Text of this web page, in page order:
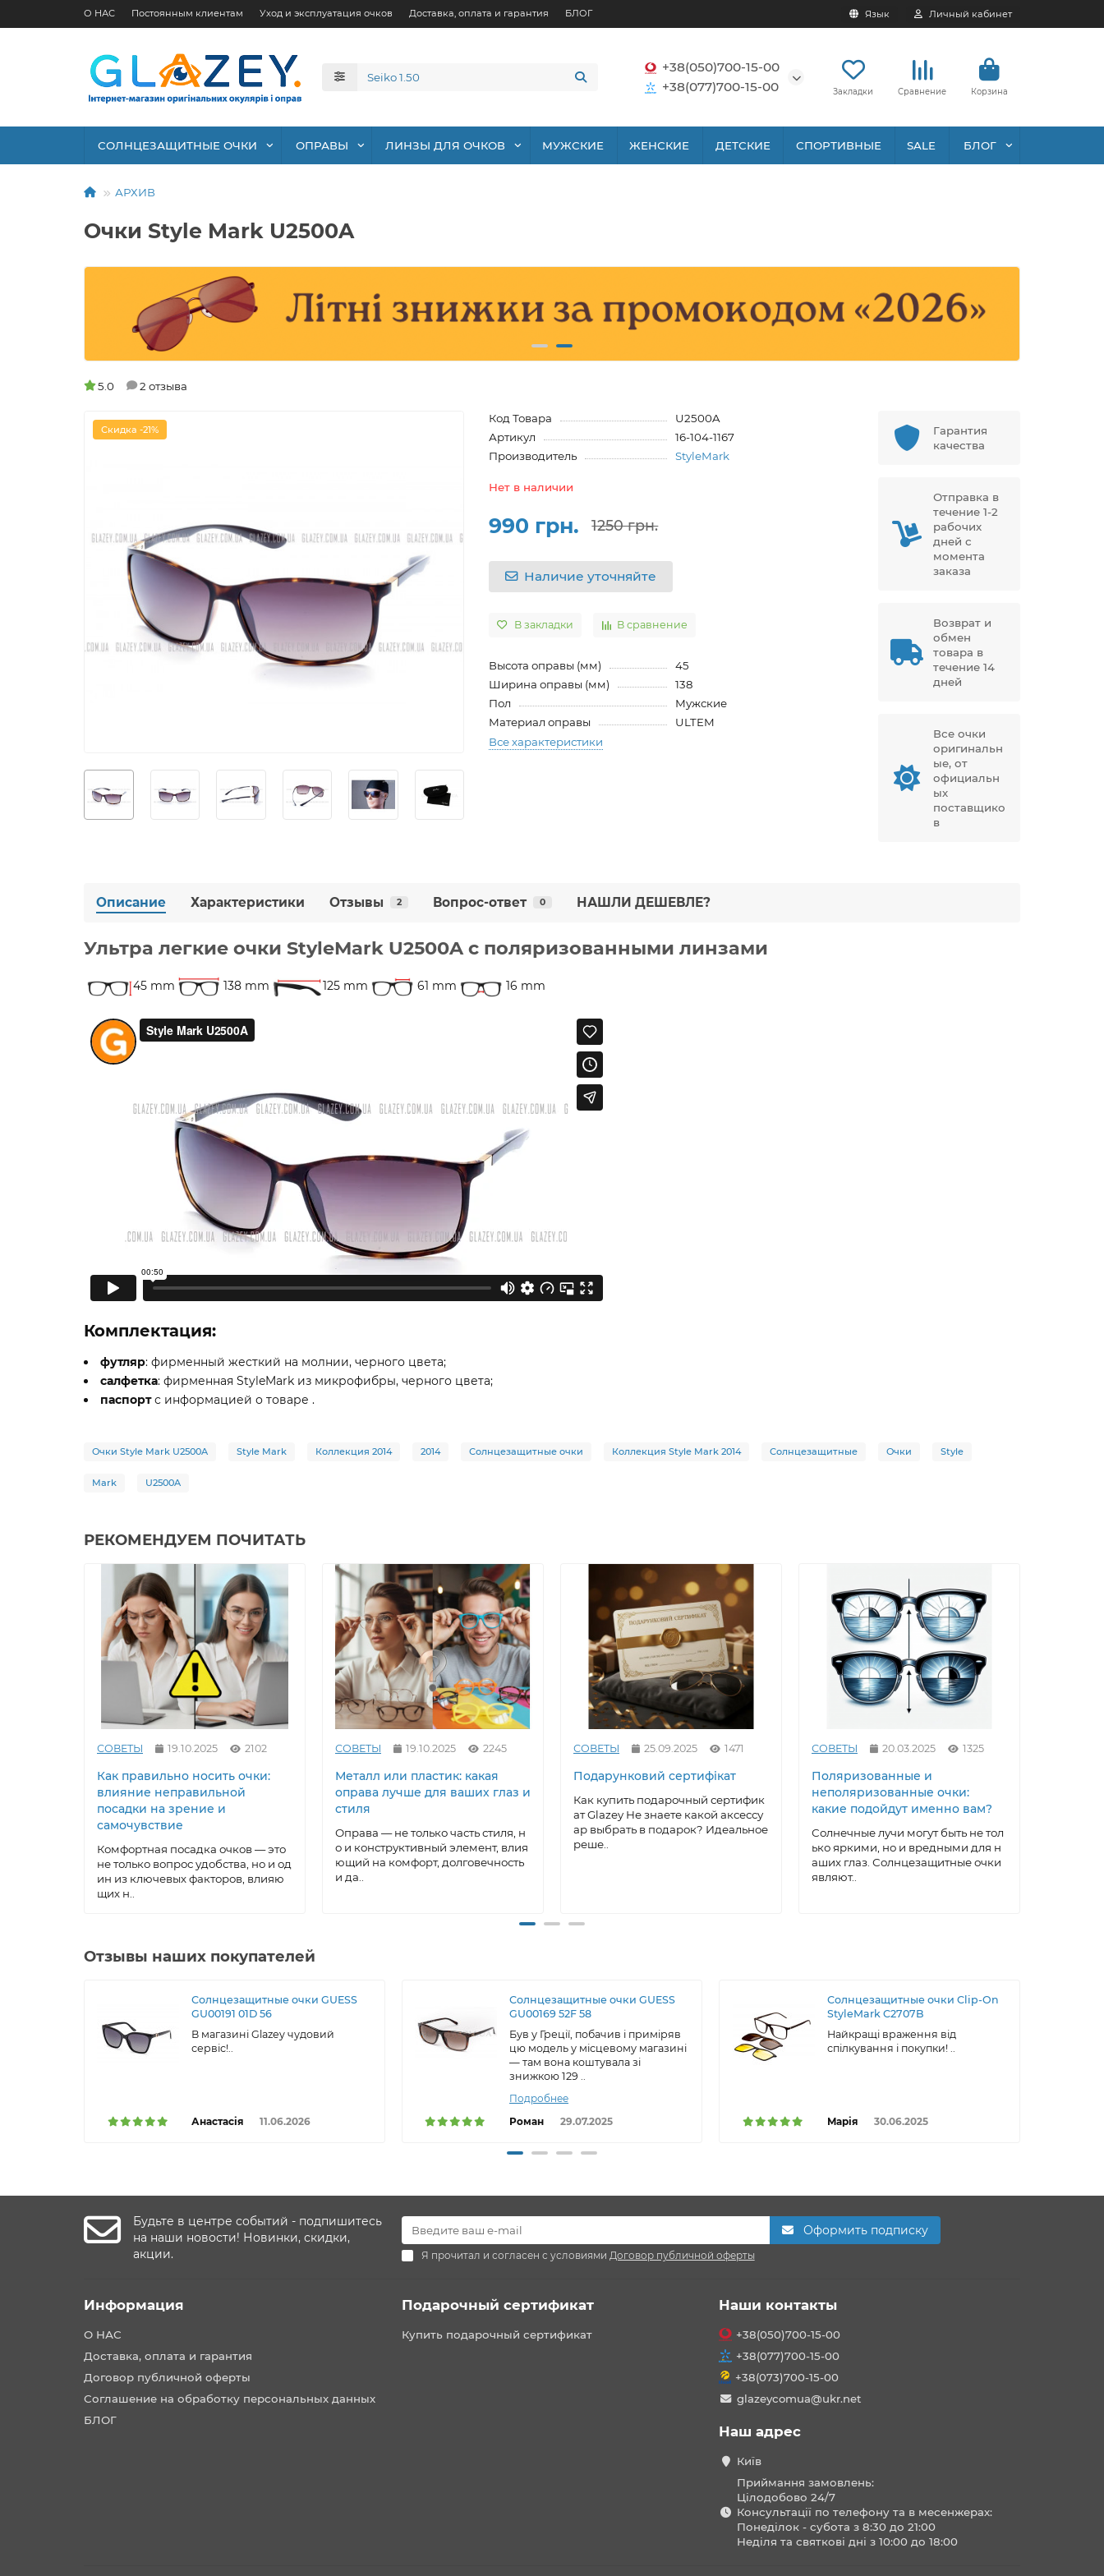
О НАС Постоянным клиентам Уход и эксплуатация очков Доставка, оплата и гарантия БЛОГ Язык Личный кабинет
+38(050)700-15-00
+38(077)700-15-00
Закладки Сравнение Корзина
СОЛНЦЕЗАЩИТНЫЕ ОЧКИ ОПРАВЫ ЛИНЗЫ ДЛЯ ОЧКОВ МУЖСКИЕ ЖЕНСКИЕ ДЕТСКИЕ СПОРТИВНЫЕ SALE БЛОГ
АРХИВ
Очки Style Mark U2500A
5.0 2 отзыва
Скидка -21%
Код Товара
U2500A
Артикул
16-104-1167
Производитель
StyleMark
Нет в наличии
990 грн. 1250 грн.
Наличие уточняйте
В закладки В сравнение
Высота оправы (мм)
45
Ширина оправы (мм)
138
Пол
Мужские
Материал оправы
ULTEM
Все характеристики
Гарантия
качества
Отправка в
течение 1-2
рабочих
дней с
момента
заказа
Возврат и
обмен
товара в
течение 14
дней
Все очки
оригинальн
ые, от
официальн
ых
поставщико
в
Описание Характеристики Отзывы 2 Вопрос-ответ 0 НАШЛИ ДЕШЕВЛЕ?
Ультра легкие очки StyleMark U2500A с поляризованными линзами
45 mm 138 mm 125 mm 61 mm 16 mm
Комплектация:
футляр: фирменный жесткий на молнии, черного цвета;
салфетка: фирменная StyleMark из микрофибры, черного цвета;
паспортс информацией о товаре .
Очки Style Mark U2500A Style Mark Коллекция 2014 2014 Солнцезащитные очки Коллекция Style Mark 2014 Солнцезащитные Очки Style
Mark U2500A
РЕКОМЕНДУЕМ ПОЧИТАТЬ
СОВЕТЫ 19.10.2025 2102
Как правильно носить очки:
влияние неправильной
посадки на зрение и
самочувствие
Комфортная посадка очков — это
не только вопрос удобства, но и од
ин из ключевых факторов, влияю
щих н..
СОВЕТЫ 19.10.2025 2245
Металл или пластик: какая
оправа лучше для ваших глаз и
стиля
Оправа — не только часть стиля, н
о и конструктивный элемент, влия
ющий на комфорт, долговечность
и да..
СОВЕТЫ 25.09.2025 1471
Подарунковий сертифікат
Как купить подарочный сертифик
ат Glazey Не знаете какой аксессу
ар выбрать в подарок? Идеальное
реше..
СОВЕТЫ 20.03.2025 1325
Поляризованные и
неполяризованные очки:
какие подойдут именно вам?
Солнечные лучи могут быть не тол
ько яркими, но и вредными для н
аших глаз. Солнцезащитные очки
являют..
Отзывы наших покупателей
Солнцезащитные очки GUESS
GU00191 01D 56
В магазині Glazey чудовий
сервіс!..
Анастасія 11.06.2026
Солнцезащитные очки GUESS
GU00169 52F 58
Був у Греції, побачив і приміряв
цю модель у місцевому магазині
— там вона коштувала зі
знижкою 129 ..
Подробнее
Роман
29.07.2025
Солнцезащитные очки Clip-On
StyleMark C2707B
Найкращі враження від
спілкування і покупки! ..
Марія 30.06.2025
Будьте в центре событий - подпишитесь
на наши новости! Новинки, скидки,
акции.
Оформить подписку
Я прочитал и согласен с условиями Договор публичной оферты
Информация
О НАС
Доставка, оплата и гарантия
Договор публичной оферты
Соглашение на обработку персональных данных
БЛОГ
Подарочный сертификат
Купить подарочный сертификат
Наши контакты
+38(050)700-15-00
+38(077)700-15-00
+38(073)700-15-00
glazeycomua@ukr.net
Наш адрес
Київ
Приймання замовлень:
Цілодобово 24/7
Консультації по телефону та в месенжерах:
Понеділок - субота з 8:30 до 21:00
Неділя та святкові дні з 10:00 до 18:00